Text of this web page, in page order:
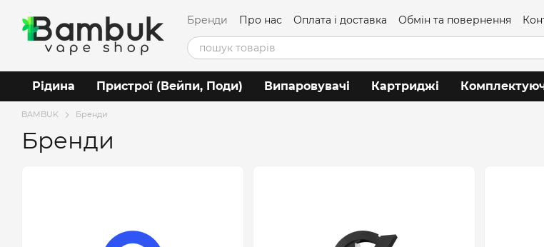
Бренди Про нас Оплата і доставка Обмін та повернення
Угода користувача
Рідина Пристрої (Вейпи, Поди) Випаровувачі Картриджі
BAMBUK Бренди
Бренди